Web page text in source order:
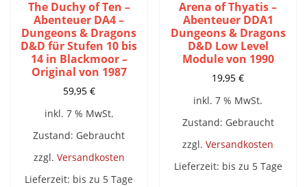
The Duchy of Ten –
Abenteuer DA4 –
Dungeons & Dragons
D&D für Stufen 10 bis
14 in Blackmoor –
Original von 1987
59,95 €
inkl. 7 % MwSt.
Zustand: Gebraucht
zzgl. Versandkosten
Lieferzeit: bis zu 5 Tage
Arena of Thyatis –
Abenteuer DDA1
Dungeons & Dragons
D&D Low Level
Module von 1990
19,95€
inkl. 7 % MwSt.
Zustand: Gebraucht
zzgl.Versandkosten
Lieferzeit: bis zu 5 Tage